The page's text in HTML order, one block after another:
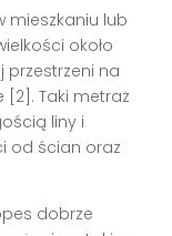
mieszkaniu lub
około
przestrzeni na
Taki metraż
liny i
od ścian oraz
dobrze